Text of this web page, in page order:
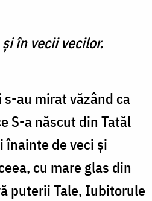
în vecii vecilor.
au mirat văzând ca
S-a născut din Tatăl
înainte de veci și
cu mare glas din
puterii Tale, Iubitorule